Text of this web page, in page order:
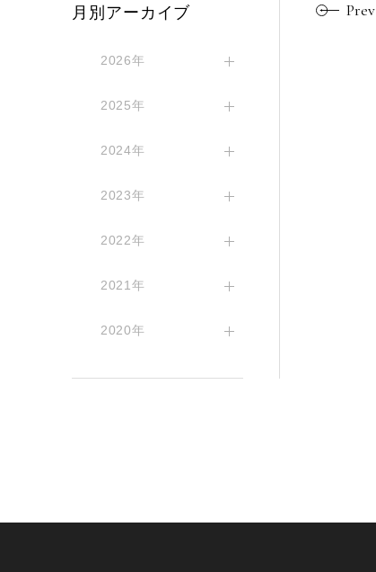
Prev
月別アーカイブ
2026年
2025年
2024年
2023年
2022年
2021年
2020年